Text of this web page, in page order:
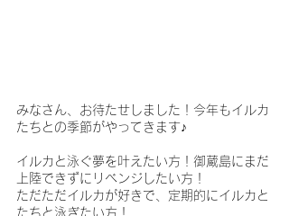
みなさん、お待たせしました！今年もイルカ
たちとの季節がやってきます♪
イルカと泳ぐ夢を叶えたい方！御蔵島にまだ
上陸できずにリベンジしたい方！
ただただイルカが好きで、定期的にイルカと
たちと泳ぎたい方！